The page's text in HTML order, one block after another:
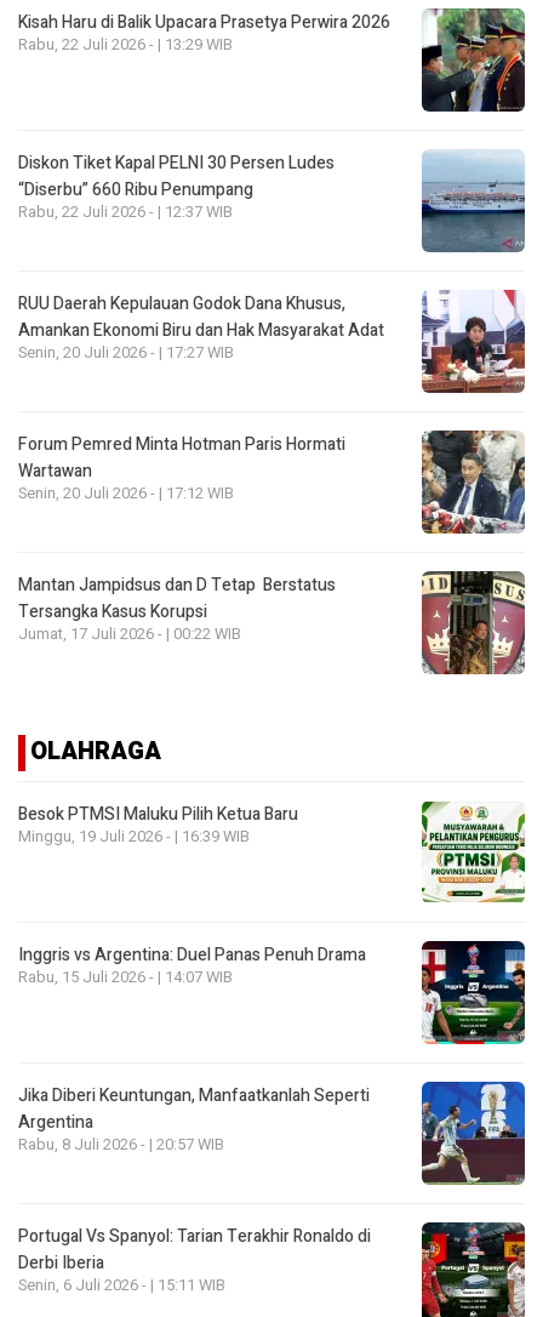
Kisah Haru di Balik Upacara Prasetya Perwira 2026
Rabu, 22 Juli 2026 - | 13:29 WIB
Diskon Tiket Kapal PELNI 30 Persen Ludes
“Diserbu” 660 Ribu Penumpang
Rabu, 22 Juli 2026 - | 12:37 WIB
RUU Daerah Kepulauan Godok Dana Khusus,
Amankan Ekonomi Biru dan Hak Masyarakat Adat
Senin, 20 Juli 2026 - | 17:27 WIB
Forum Pemred Minta Hotman Paris Hormati
Wartawan
Senin, 20 Juli 2026 - | 17:12 WIB
Mantan Jampidsus dan D Tetap Berstatus
Tersangka Kasus Korupsi
Jumat, 17 Juli 2026 - | 00:22 WIB
OLAHRAGA
Besok PTMSI Maluku Pilih Ketua Baru
Minggu, 19 Juli 2026 - | 16:39 WIB
Inggris vs Argentina: Duel Panas Penuh Drama
Rabu, 15 Juli 2026 - | 14:07 WIB
Jika Diberi Keuntungan, Manfaatkanlah Seperti
Argentina
Rabu, 8 Juli 2026 - | 20:57 WIB
Portugal Vs Spanyol: Tarian Terakhir Ronaldo di
Derbi Iberia
Senin, 6 Juli 2026 - | 15:11 WIB